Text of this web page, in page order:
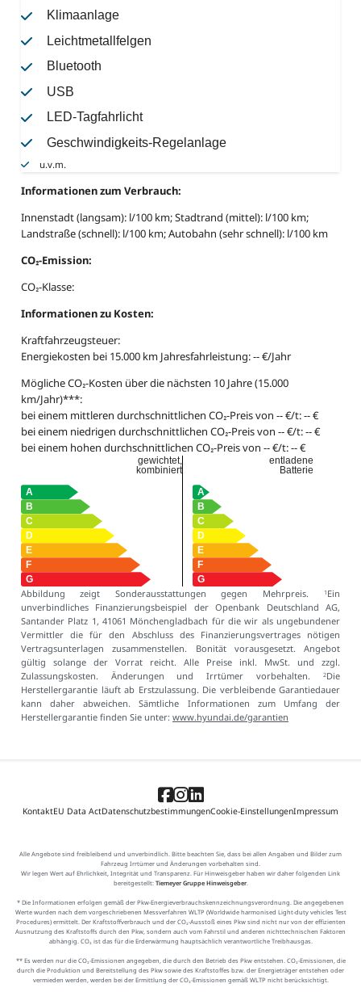
Klimaanlage
Leichtmetallfelgen
Bluetooth
USB
LED-Tagfahrlicht
Geschwindigkeits-Regelanlage
u.v.m.
Informationen zum Verbrauch:
Innenstadt (langsam): l/100 km; Stadtrand (mittel): l/100 km;
Landstraße (schnell): l/100 km; Autobahn (sehr schnell): l/100 km
CO₂-Emission:
CO₂-Klasse:
Informationen zu Kosten:
Kraftfahrzeugsteuer:
Energiekosten bei 15.000 km Jahresfahrleistung: -- €/Jahr
Mögliche CO₂-Kosten über die nächsten 10 Jahre (15.000
km/Jahr)***:
bei einem mittleren durchschnittlichen CO₂-Preis von -- €/t: -- €
bei einem niedrigen durchschnittlichen CO₂-Preis von -- €/t: -- €
bei einem hohen durchschnittlichen CO₂-Preis von -- €/t: -- €
gewichtet,
kombiniert
entladene
Batterie
Abbildung zeigt Sonderausstattungen gegen Mehrpreis. 1 Ein
unverbindliches Finanzierungsbeispiel der Openbank Deutschland AG,
Santander Platz 1, 41061 Mönchengladbach für die wir als ungebundener
Vermittler die für den Abschluss des Finanzierungsvertrages nötigen
Vertragsunterlagen zusammenstellen. Bonität vorausgesetzt. Angebot
gültig solange der Vorrat reicht. Alle Preise inkl. MwSt. und zzgl.
Zulassungskosten. Änderungen und Irrtümer vorbehalten.
2Die
Herstellergarantie läuft ab Erstzulassung. Die verbleibende Garantiedauer
kann daher abweichen. Sämtliche Informationen zum Umfang der
Herstellergarantie finden Sie unter: www.hyundai.de/garantien
KontaktEU Data ActDatenschutzbestimmungenCookie-EinstellungenImpressum
Alle Angebote sind freibleibend und unverbindlich. Bitte beachten Sie, dass bei allen Angaben und Bilder zum
Fahrzeug Irrtümer und Änderungen vorbehalten sind.
Wir legen Wert auf Ehrlichkeit, Integrität und Transparenz. Für Hinweisgeber haben wir daher folgenden Link
bereitgestellt: Tiemeyer Gruppe Hinweisgeber.
* Die Informationen erfolgen gemäß der Pkw-Energieverbrauchskennzeichnungsverordnung. Die angegebenen
Werte wurden nach dem vorgeschriebenen Messverfahren WLTP (Worldwide harmonised Light-duty vehicles Test
Procedures) ermittelt. Der Kraftstoffverbrauch und der CO₂-Ausstoß eines Pkw sind nicht nur von der effizienten
Ausnutzung des Kraftstoffs durch den Pkw, sondern auch vom Fahrstil und anderen nichttechnischen Faktoren
abhängig. CO₂ ist das für die Erderwärmung hauptsächlich verantwortliche Treibhausgas.
** Es werden nur die CO₂-Emissionen angegeben, die durch den Betrieb des Pkw entstehen. CO₂-Emissionen, die
durch die Produktion und Bereitstellung des Pkw sowie des Kraftstoffes bzw. der Energieträger entstehen oder
vermieden werden, werden bei der Ermittlung der CO₂-Emissionen gemäß WLTP nicht berücksichtigt.